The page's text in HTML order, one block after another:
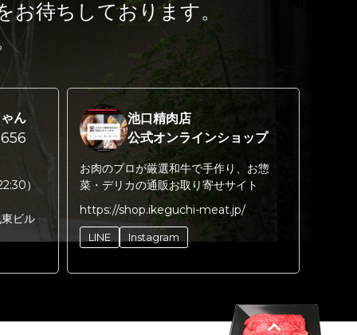
お待ちしております。
ん
）
ビル
池口精肉店
公式オンラインショップ
お肉のプロが厳選和牛で手作り、お惣
菜・デリカの通販お取り寄せサイト
https://shop.ikeguchi-meat.jp/
LINE Instagram